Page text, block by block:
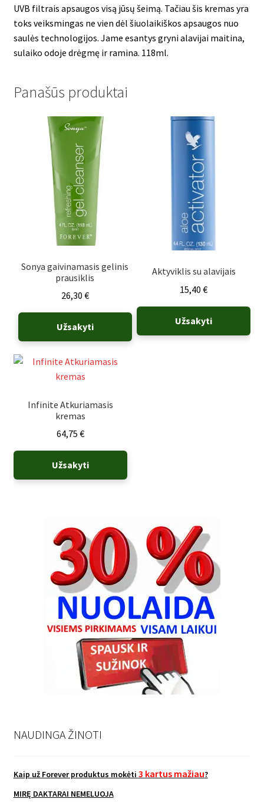
UVB filtrais apsaugos visą jūsų šeimą. Tačiau šis kremas yra
toks veiksmingas ne vien dėl šiuolaikiškos apsaugos nuo
saulės technologijos. Jame esantys gryni alavijai maitina,
sulaiko odoje drėgmę ir ramina. 118ml.
Panašūs produktai
Sonya gaivinamasis gelinis
prausiklis
26,30 €
Užsakyti
Aktyviklis su alavijais
15,40€
Užsakyti
Infinite Atkuriamasis
kremas
64,75 €
Užsakyti
NAUDINGA ŽINOTI
Kaip už Forever produktus mokėti 3 kartus mažiau?
MIRĘ DAKTARAI NEMELUOJA